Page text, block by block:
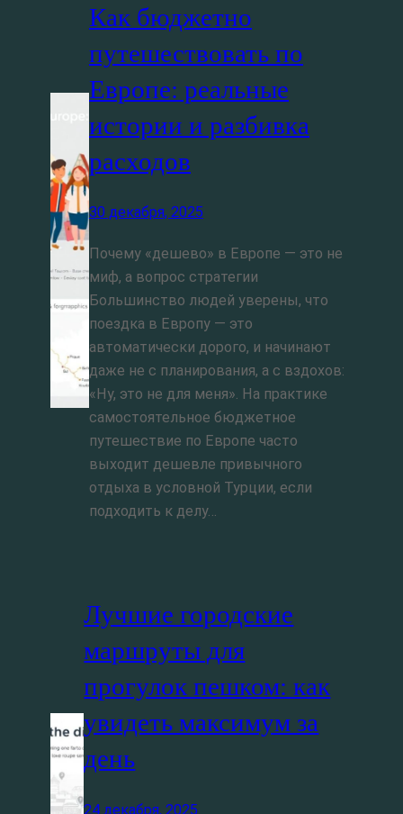
Как бюджетно
путешествовать по
Европе: реальные
истории и разбивка
расходов
30 декабря, 2025
Почему «дешево» в Европе — это не
миф, а вопрос стратегии
Большинство людей уверены, что
поездка в Европу — это
автоматически дорого, и начинают
даже не с планирования, а с вздохов:
«Ну, это не для меня». На практике
самостоятельное бюджетное
путешествие по Европе часто
выходит дешевле привычного
отдыха в условной Турции, если
подходить к делу…
Лучшие городские
маршруты для
прогулок пешком: как
увидеть максимум за
день
24 декабря, 2025